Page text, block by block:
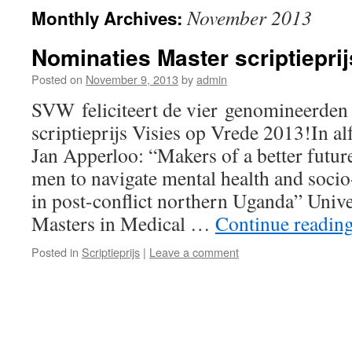
Monthly Archives:November 2013
Nominaties Master
Posted on November 9, 2013 byadmin
SVW feliciteert de vier
scriptieprijs Visies op Vrede 2013!In
Jan Apperloo: “Makers of a better
men to navigate mental health and
in post-conflict northern Uganda”
Masters in Medical … Continue
Posted in Scriptieprijs | Leave a comment